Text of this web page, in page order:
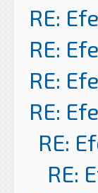
RE:
RE:
RE:
RE:
RE:
RE: